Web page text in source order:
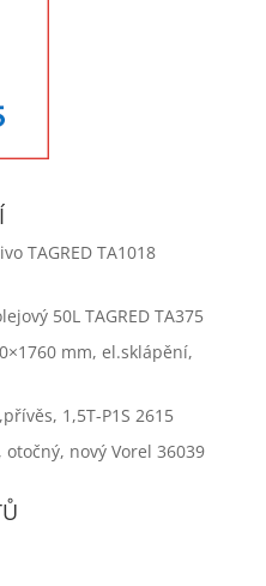
TAGRED TA1018
50L TAGRED TA375
mm, el.sklápění,
1,5T-P1S 2615
nový Vorel 36039